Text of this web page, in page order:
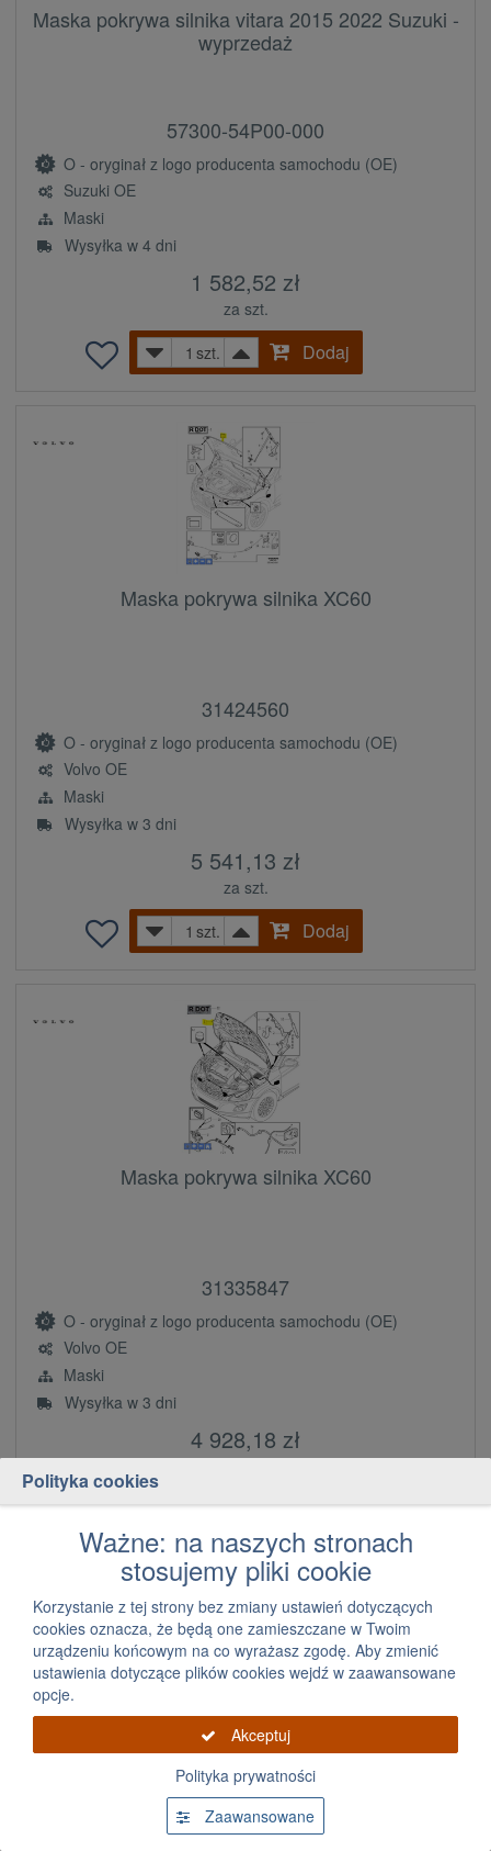
Maska pokrywa silnika vitara 2015 2022 Suzuki -
wyprzedaż
57300-54P00-000
O - oryginał z logo producenta samochodu (OE)
Suzuki OE
Maski
Wysyłka w 4 dni
1 582,52 zł
za szt.
szt.
Dodaj
Maska pokrywa silnika XC60
31424560
O - oryginał z logo producenta samochodu (OE)
Volvo OE
Maski
Wysyłka w 3 dni
5 541,13 zł
za szt.
szt.
Dodaj
Maska pokrywa silnika XC60
31335847
O - oryginał z logo producenta samochodu (OE)
Volvo OE
Maski
Wysyłka w 3 dni
4 928,18 zł
za szt.
szt.
Dodaj
Maska pokrywa silnika XC60 Volvo
Polityka cookies
Ważne: na naszych stronach
stosujemy pliki cookie
Korzystanie z tej strony bez zmiany ustawień dotyczących
cookies oznacza, że będą one zamieszczane w Twoim
urządzeniu końcowym na co wyrażasz zgodę. Aby zmienić
ustawienia dotyczące plików cookies wejdź w zaawansowane
opcje.
Akceptuj
Polityka prywatności
Zaawansowane